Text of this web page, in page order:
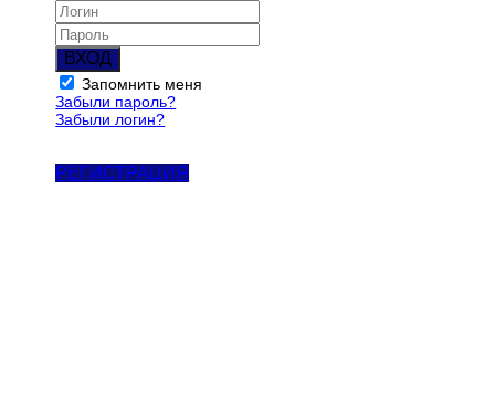
ВХОД
Запомнить меня
Забыли пароль?
Забыли логин?
РЕГИСТРАЦИЯ